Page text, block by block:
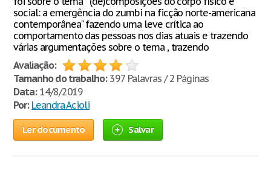
social: a emergência do zumbi na ficção norte-americana
contemporânea" fazendo uma leve crítica ao
comportamento das pessoas nos dias atuais e trazendo
várias argumentações sobre o tema , trazendo
Avaliação:
Tamanho do trabalho:397 Palavras / 2 Páginas
Data:14/8/2019
Por: Leandra Acioli
Ler documento Salvar